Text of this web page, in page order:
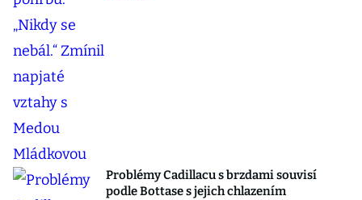
Problémy Cadillacu s brzdami souvisí
podle Bottase s jejich chlazením